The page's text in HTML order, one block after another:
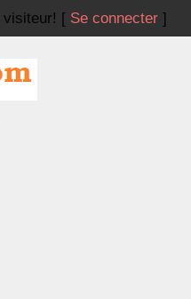
visiteur! [ Se connecter]